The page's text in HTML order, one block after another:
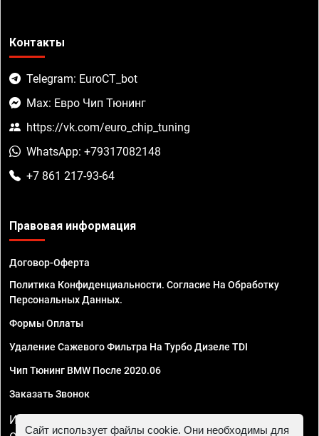
Контакты
Telegram: EuroCT_bot
Max: Евро Чип Тюнинг
https://vk.com/euro_chip_tuning
WhatsApp: +79317082148
+7 861 217-93-64
Правовая информация
Договор-Оферта
Политика Конфиденциальности. Согласие На Обработку
Персональных Данных.
Формы Оплаты
Удаление Сажевого Фильтра На Турбо Дизеле TDI
Чип Тюнинг BMW После 2020.06
Заказать Звонок
ИП Смирнов Георгий Павлович. ИНН 781302555843,
Сайт использует файлы cookie. Они необходимы для